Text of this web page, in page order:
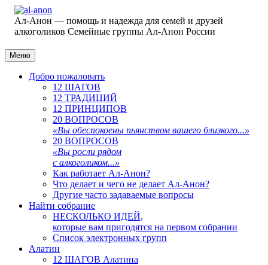
Ал-Анон — помощь и надежда для семей и друзей
алкоголиков Семейные группы Ал-Анон России
Меню
Добро пожаловать
12 ШАГОВ
12 ТРАДИЦИЙ
12 ПРИНЦИПОВ
20 ВОПРОСОВ
«Вы обеспокоены пьянством вашего близкого...»
20 ВОПРОСОВ
«Вы росли рядом
с алкоголиком...»
Как работает Ал-Анон?
Что делает и чего не делает Ал-Анон?
Другие часто задаваемые вопросы
Найти собрание
НЕСКОЛЬКО ИДЕЙ,
которые вам пригодятся на первом собрании
Список электронных групп
Алатин
12 ШАГОВ Алатина